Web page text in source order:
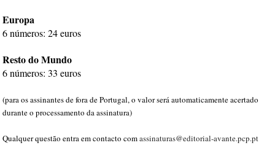
Europa
6 números: 24 euros
Resto do Mundo
6 números: 33 euros
(para os assinantes de fora de Portugal, o valor será automaticamente acertado
durante o processamento da assinatura)
Qualquer questão entra em contacto comassinaturas@editorial-avante.pcp.pt